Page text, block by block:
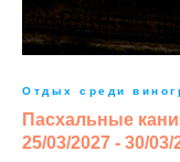
Отдых среди
Пасхальные
25/03/2027 - 30/03/